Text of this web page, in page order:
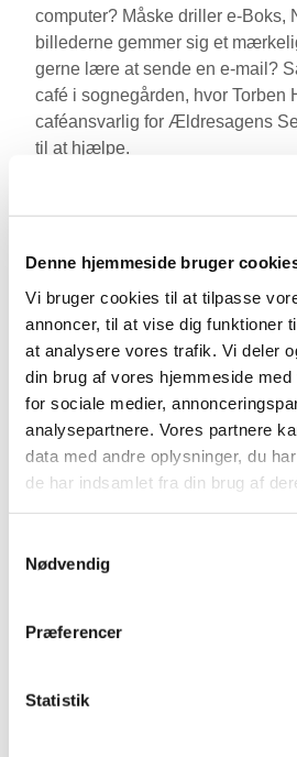
Denne hjemmeside bruger
Vi bruger cookies til at tilpasse
annoncer, til at vise dig funktioner
at analysere vores trafik. Vi deler
din brug af vores hjemmeside
for sociale medier,
analysepartnere. Vores partnere
data med andre oplysninger, du
de har indsamlet fra din brug af
Nødvendig
Præferencer
Statistik
computer? Måske driller e-Boks,
billederne gemmer sig et
gerne lære at sende en e-mail?
café i sognegården, hvor Torben
caféansvarlig for Ældresagens
til at hjælpe.
IT-caféen er et roligt og
ingen spørgsmål er for små.
Tid og sted:
Det sker den første og tredje
12 i mødelokalet i Sognegården.
Vi glæder os til at se dig.